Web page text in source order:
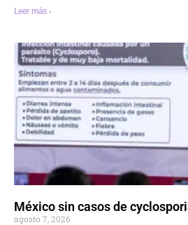
Leer más ›
México sin casos de
agosto 7, 2026